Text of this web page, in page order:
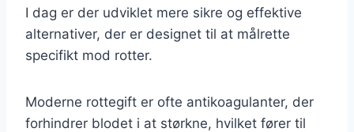
I dag er der udviklet mere sikre og effektive
alternativer, der er designet til at målrette
specifikt mod rotter.
Moderne rottegift er ofte antikoagulanter, der
forhindrer blodet i at størkne, hvilket fører til